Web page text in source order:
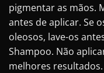
pigmentar as mãos.
antes de aplicar. Se
oleosos, lave-os
Shampoo. Não
melhores